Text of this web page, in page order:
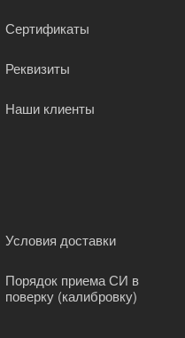
Сертификаты
Реквизиты
Наши клиенты
Условия доставки
Порядок приема СИ в
поверку (калибровку)